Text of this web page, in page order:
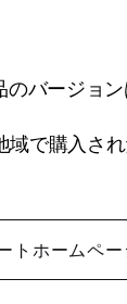
バージョ
域で購入さ
トホームペー